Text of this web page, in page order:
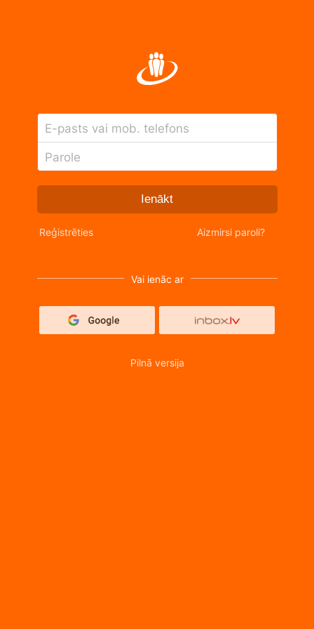
E-pasts vai mob. telefons
Parole
Ienākt
Reģistrēties Aizmirsi paroli?
Vai ienāc ar
Pilnā versija